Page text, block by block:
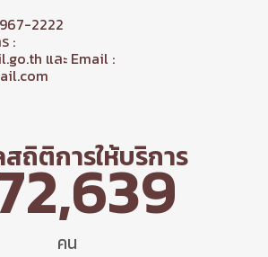
2222
:
และ Email :
ถิติการให้บริการ
คน